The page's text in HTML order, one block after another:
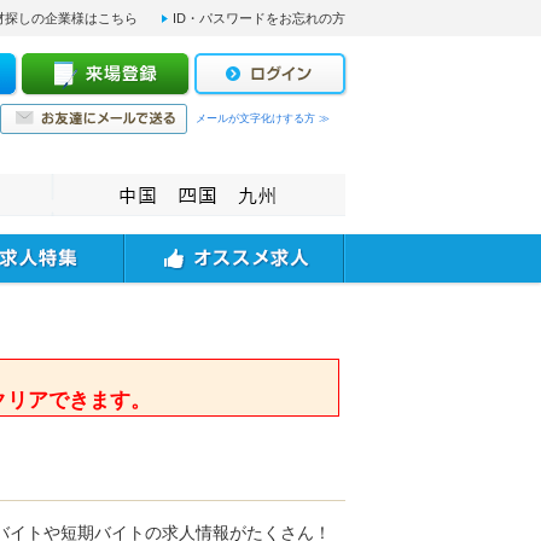
探しの企業様はこちら ID・パスワードをお忘れの方
メールが文字化けする方 ≫
アできます。
トや短期バイトの求人情報がたくさん！